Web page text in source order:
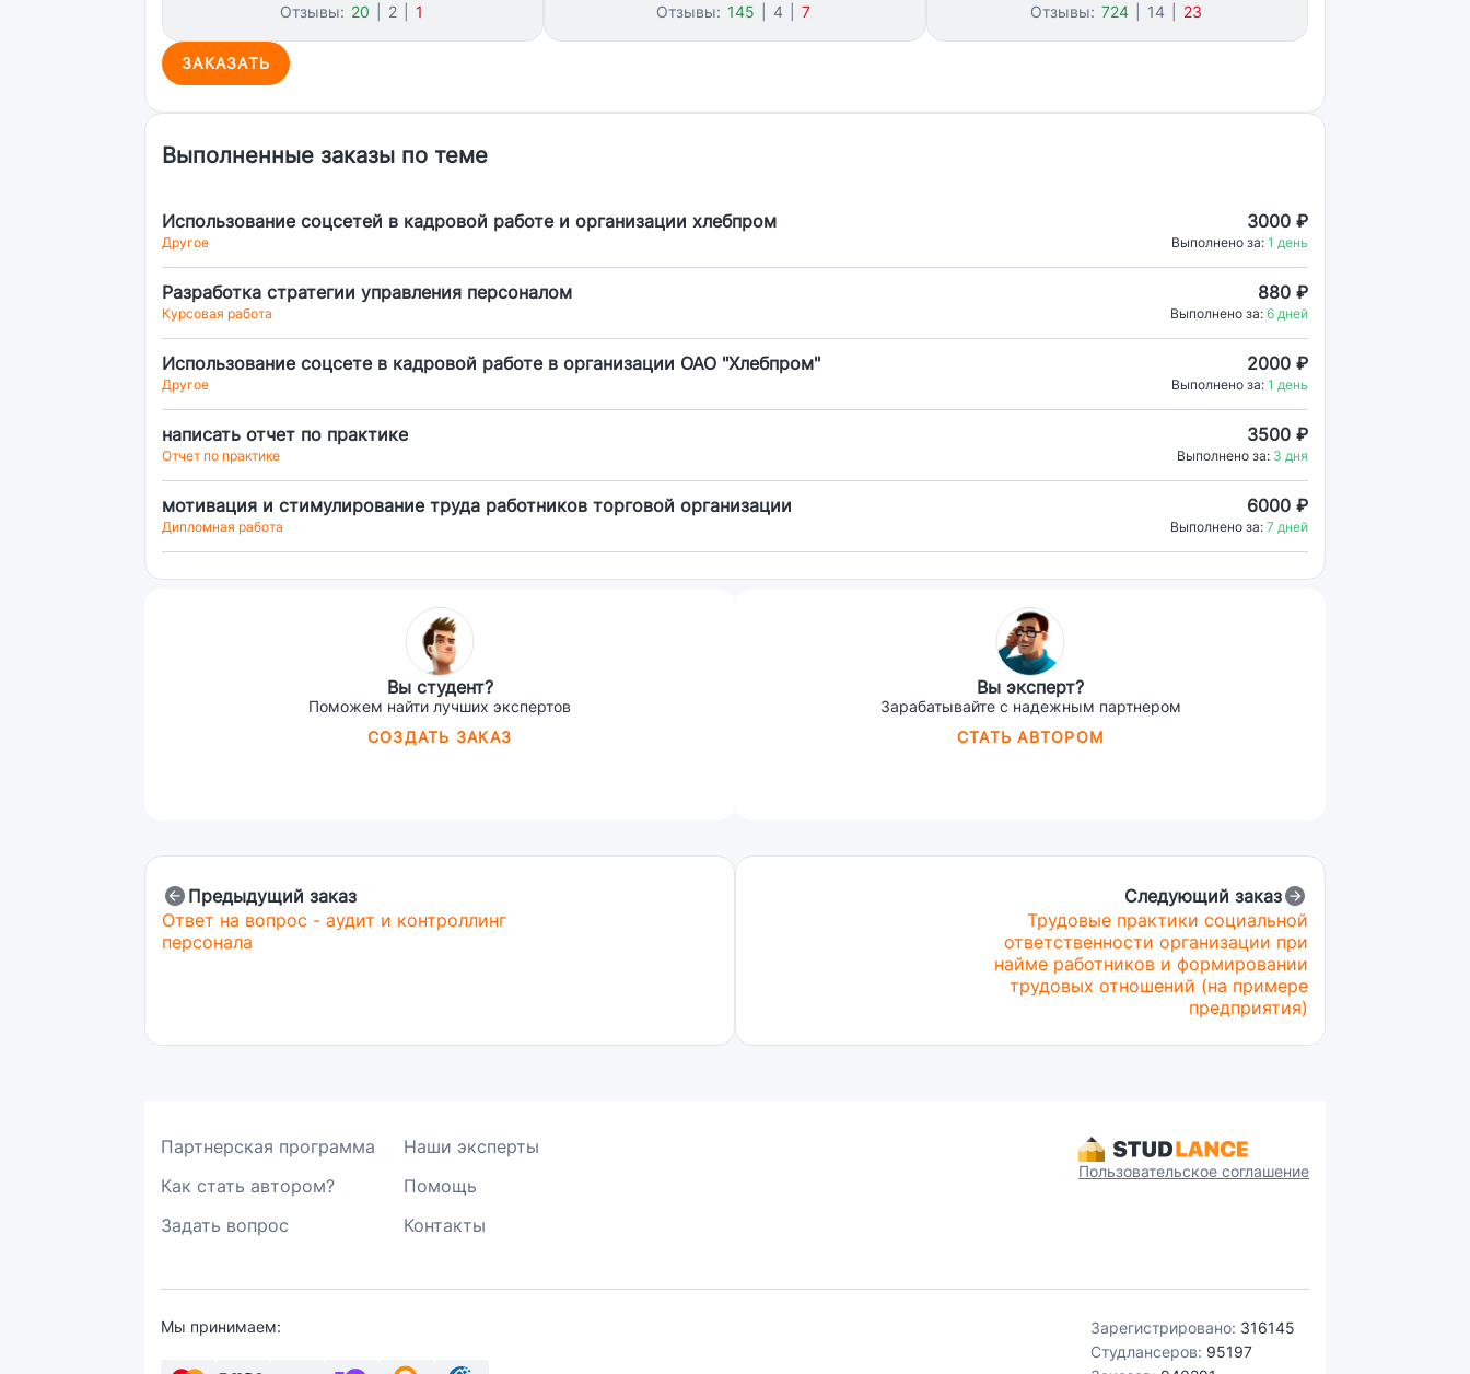
Отзывы: 20 2 1
Отзывы: 145 4 7
Отзывы: 724 14 23
ЗАКАЗАТЬ
Выполненные заказы по теме
Использование соцсетей в кадровой работе и организации хлебпром 3000 ₽
Другое Выполнено за: 1 день
Разработка стратегии управления персоналом 880 ₽
Курсовая работа Выполнено за: 6 дней
Использование соцсете в кадровой работе в организации ОАО "Хлебпром" 2000 ₽
Другое Выполнено за: 1 день
написать отчет по практике 3500 ₽
Отчет по практике Выполнено за: 3 дня
мотивация и стимулирование труда работников торговой организации 6000 ₽
Дипломная работа Выполнено за: 7 дней
Вы студент?
Поможем найти лучших экспертов
СОЗДАТЬ ЗАКАЗ
Вы эксперт?
Зарабатывайте с надежным партнером
СТАТЬ АВТОРОМ
Предыдущий заказ
Ответ на вопрос - аудит и контроллинг
персонала
Следующий заказ
Трудовые практики социальной
ответственности организации при
найме работников и формировании
трудовых отношений (на примере
предприятия)
Партнерская программа
Наши эксперты
Как стать автором?
Помощь
Задать вопрос
Контакты
Пользовательское соглашение
Мы принимаем: Зарегистрировано: 316145
Студлансеров: 95197